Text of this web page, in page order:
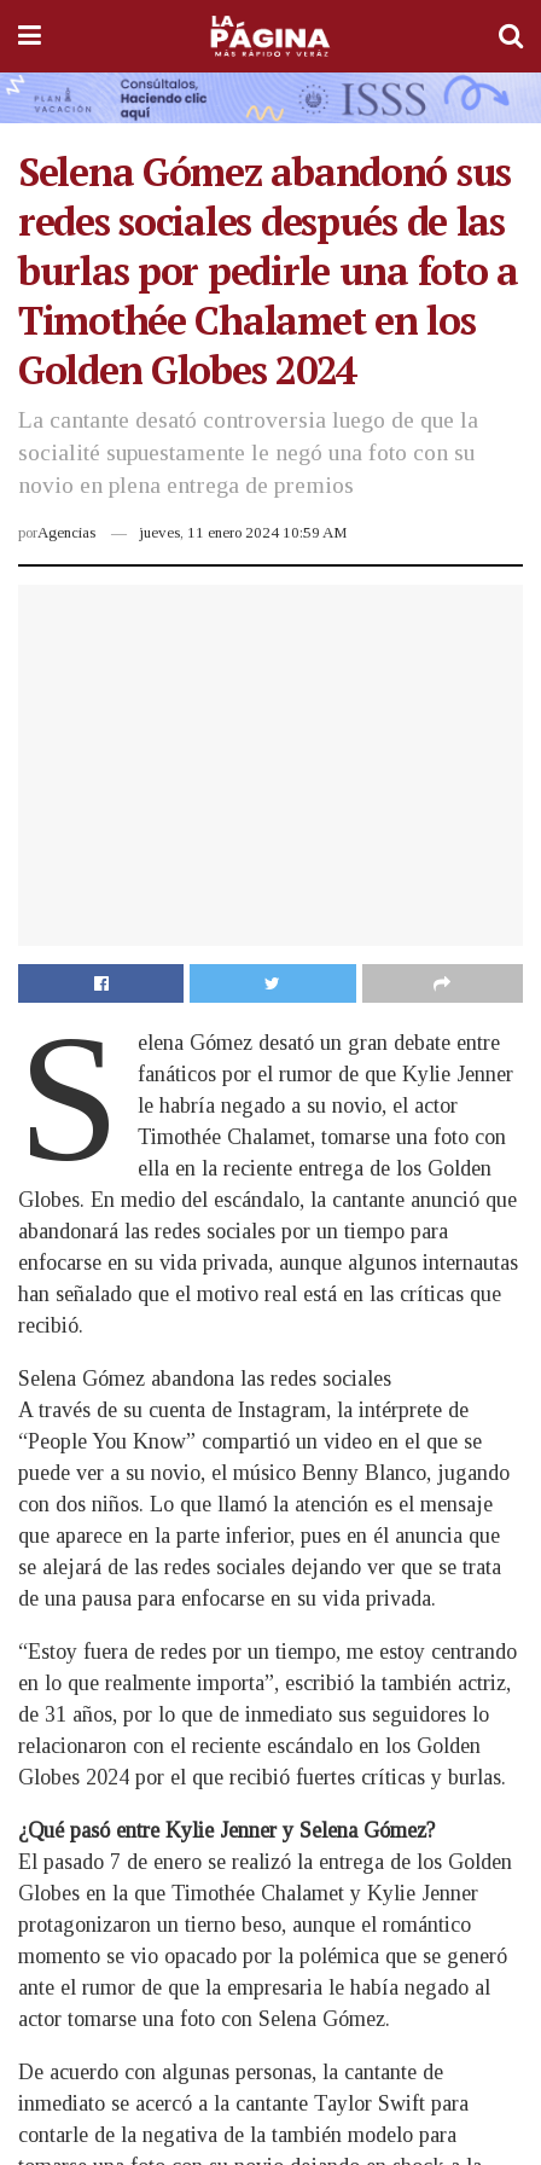
Selena Gómez abandonó sus
redes sociales después de las
burlas por pedirle una foto a
Timothée Chalamet en los
Golden Globes 2024
La cantante desató controversia luego de que la
socialité supuestamente le negó una foto con su
novio en plena entrega de premios
porAgencias jueves, 11 enero 2024 10:59 AM
S
elena Gómez desató un gran debate entre
fanáticos por el rumor de que Kylie Jenner
le habría negado a su novio, el actor
Timothée Chalamet, tomarse una foto con
ella en la reciente entrega de los Golden
Globes. En medio del escándalo, la cantante anunció que
abandonará las redes sociales por un tiempo para
enfocarse en su vida privada, aunque algunos internautas
han señalado que el motivo real está en las críticas que
recibió.
Selena Gómez abandona las redes sociales
A través de su cuenta de Instagram, la intérprete de
“People You Know” compartió un video en el que se
puede ver a su novio, el músico Benny Blanco, jugando
con dos niños. Lo que llamó la atención es el mensaje
que aparece en la parte inferior, pues en él anuncia que
se alejará de las redes sociales dejando ver que se trata
de una pausa para enfocarse en su vida privada.
“Estoy fuera de redes por un tiempo, me estoy centrando
en lo que realmente importa”, escribió la también actriz,
de 31 años, por lo que de inmediato sus seguidores lo
relacionaron con el reciente escándalo en los Golden
Globes 2024 por el que recibió fuertes críticas y burlas.
¿Qué pasó entre Kylie Jenner y Selena Gómez?
El pasado 7 de enero se realizó la entrega de los Golden
Globes en la que Timothée Chalamet y Kylie Jenner
protagonizaron un tierno beso, aunque el romántico
momento se vio opacado por la polémica que se generó
ante el rumor de que la empresaria le había negado al
actor tomarse una foto con Selena Gómez.
De acuerdo con algunas personas, la cantante de
inmediato se acercó a la cantante Taylor Swift para
contarle de la negativa de la también modelo para